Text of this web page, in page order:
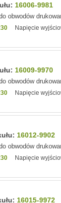
16006-9981
obwodów
Napięcie
16009-9970
obwodów
Napięcie
16012-9902
obwodów
Napięcie
16015-9972